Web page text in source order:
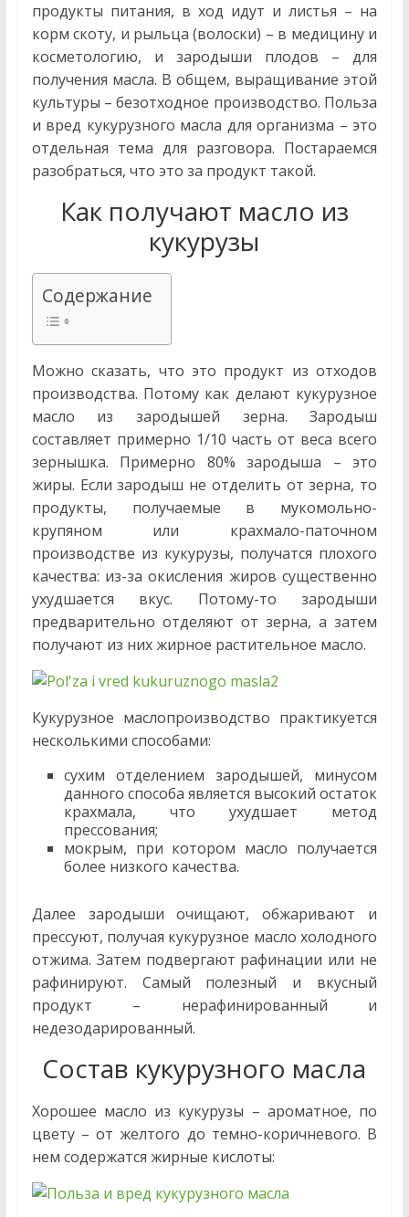
заготовки
лечебных
трав,
рецепты,
многое
другое…
продукты питания, в ход идут и листья – на
корм скоту, и рыльца (волоски) – в медицину и
косметологию, и зародыши плодов – для
получения масла. В общем, выращивание этой
культуры – безотходное производство. Польза
и вред кукурузного масла для организма – это
отдельная тема для разговора. Постараемся
разобраться, что это за продукт такой.
Как получают масло из
кукурузы
Содержание
Можно сказать, что это продукт из отходов
производства. Потому как делают кукурузное
масло из зародышей зерна. Зародыш
составляет примерно 1/10 часть от веса всего
зернышка. Примерно 80% зародыша – это
жиры. Если зародыш не отделить от зерна, то
продукты, получаемые в мукомольно-
крупяном или крахмало-паточном
производстве из кукурузы, получатся плохого
качества: из-за окисления жиров существенно
ухудшается вкус. Потому-то зародыши
предварительно отделяют от зерна, а затем
получают из них жирное растительное масло.
Кукурузное маслопроизводство практикуется
несколькими способами:
сухим отделением зародышей, минусом
данного способа является высокий остаток
крахмала, что ухудшает метод
прессования;
мокрым, при котором масло получается
более низкого качества.
Далее зародыши очищают, обжаривают и
прессуют, получая кукурузное масло холодного
отжима. Затем подвергают рафинации или не
рафинируют. Самый полезный и вкусный
продукт – нерафинированный и
недезодарированный.
Состав кукурузного масла
Хорошее масло из кукурузы – ароматное, по
цвету – от желтого до темно-коричневого. В
нем содержатся жирные кислоты: